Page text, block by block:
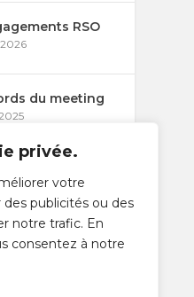
privée.
votre
publicités ou des
notre trafic. En
consentez à notre
RSO
du meeting
?
du Meeting